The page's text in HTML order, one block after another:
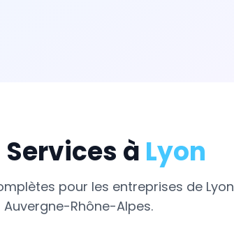
Services à Lyon
pour les entreprises de Lyon
Auvergne-Rhône-Alpes.